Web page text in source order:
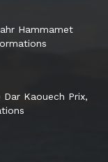
Hammamet
Kaouech Prix,